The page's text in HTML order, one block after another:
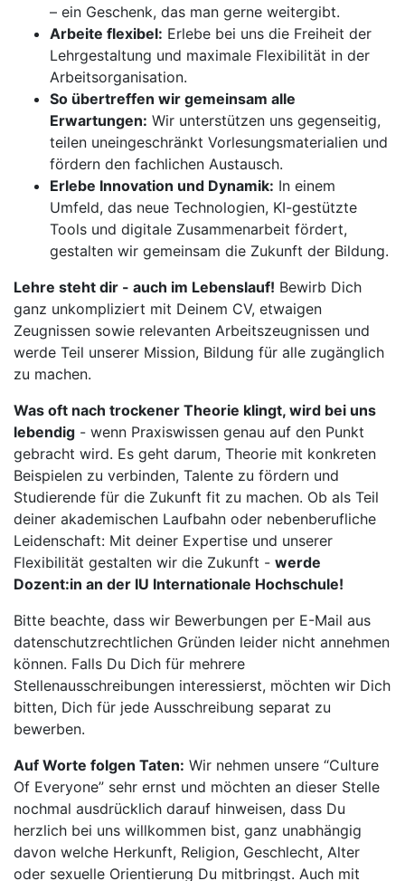
– ein Geschenk, das man gerne weitergibt.
Arbeite flexibel: Erlebe bei uns die Freiheit der
Lehrgestaltung und maximale Flexibilität in der
Arbeitsorganisation.
So übertreffen wir gemeinsam alle
Erwartungen: Wir unterstützen uns gegenseitig,
teilen uneingeschränkt Vorlesungsmaterialien und
fördern den fachlichen Austausch.
Erlebe Innovation und Dynamik: In einem
Umfeld, das neue Technologien, KI-gestützte
Tools und digitale Zusammenarbeit fördert,
gestalten wir gemeinsam die Zukunft der Bildung.
Lehre steht dir - auch im Lebenslauf! Bewirb Dich
ganz unkompliziert mit Deinem CV, etwaigen
Zeugnissen sowie relevanten Arbeitszeugnissen und
werde Teil unserer Mission, Bildung für alle zugänglich
zu machen.
Was oft nach trockener Theorie klingt, wird bei uns
lebendig - wenn Praxiswissen genau auf den Punkt
gebracht wird. Es geht darum, Theorie mit konkreten
Beispielen zu verbinden, Talente zu fördern und
Studierende für die Zukunft fit zu machen. Ob als Teil
deiner akademischen Laufbahn oder nebenberufliche
Leidenschaft: Mit deiner Expertise und unserer
Flexibilität gestalten wir die Zukunft - werde
Dozent:in an der IU Internationale Hochschule!
Bitte beachte, dass wir Bewerbungen per E-Mail aus
datenschutzrechtlichen Gründen leider nicht annehmen
können. Falls Du Dich für mehrere
Stellenausschreibungen interessierst, möchten wir Dich
bitten, Dich für jede Ausschreibung separat zu
bewerben.
Auf Worte folgen Taten: Wir nehmen unsere “Culture
Of Everyone” sehr ernst und möchten an dieser Stelle
nochmal ausdrücklich darauf hinweisen, dass Du
herzlich bei uns willkommen bist, ganz unabhängig
davon welche Herkunft, Religion, Geschlecht, Alter
oder sexuelle Orientierung Du mitbringst. Auch mit